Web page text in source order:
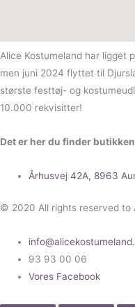
Alice Kostumeland har ligget
men juni 2024 flyttet til
største festtøj- og
10.000 rekvisitter!
Det er her du finder butikken
Århusvej 42A, 8963
© 2020 All rights reserved to
93 93 00 06
Vores Facebook